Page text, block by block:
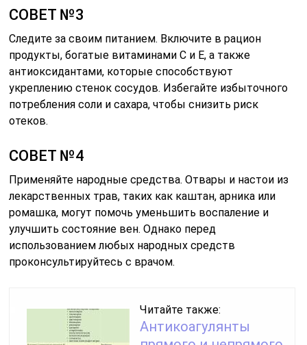
СОВЕТ №3
Следите за своим питанием. Включите в рацион
продукты, богатые витаминами C и E, а также
антиоксидантами, которые способствуют
укреплению стенок сосудов. Избегайте избыточного
потребления соли и сахара, чтобы снизить риск
отеков.
СОВЕТ №4
Применяйте народные средства. Отвары и настои из
лекарственных трав, таких как каштан, арника или
ромашка, могут помочь уменьшить воспаление и
улучшить состояние вен. Однако перед
использованием любых народных средств
проконсультируйтесь с врачом.
Читайте также:
Антикоагулянты